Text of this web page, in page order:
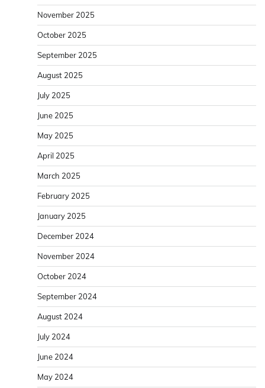
November 2025
October 2025
September 2025
August 2025
July 2025
June 2025
May 2025
April 2025
March 2025
February 2025
January 2025
December 2024
November 2024
October 2024
September 2024
August 2024
July 2024
June 2024
May 2024